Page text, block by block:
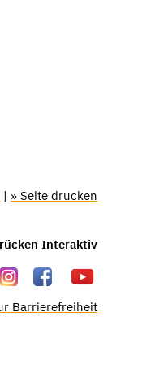
| » Seite drucken
Interaktiv
Barrierefreiheit